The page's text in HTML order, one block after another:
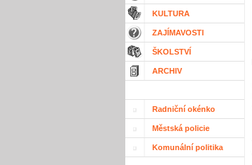
KULTURA
ZAJÍMAVOSTI
ŠKOLSTVÍ
ARCHIV
Radniční okénko
Městská policie
Komunální politika